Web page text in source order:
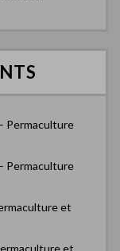
Permaculture
Permaculture
et
et